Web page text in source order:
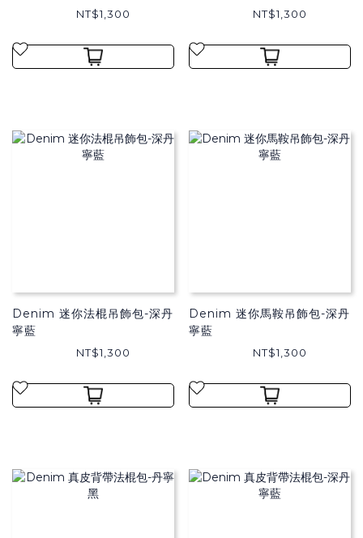
NT$1,300 NT$1,300
Denim 迷你法棍吊飾包-深丹
寧藍
NT$1,300
Denim 迷你馬鞍吊飾包-深丹
寧藍
NT$1,300